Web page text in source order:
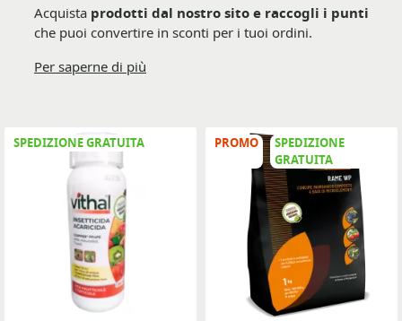
Acquista prodotti dal nostro sito e raccogli i punti
che puoi convertire in sconti per i tuoi ordini.
Per saperne di più
SPEDIZIONE GRATUITA PROMO
SPEDIZIONE
GRATUITA